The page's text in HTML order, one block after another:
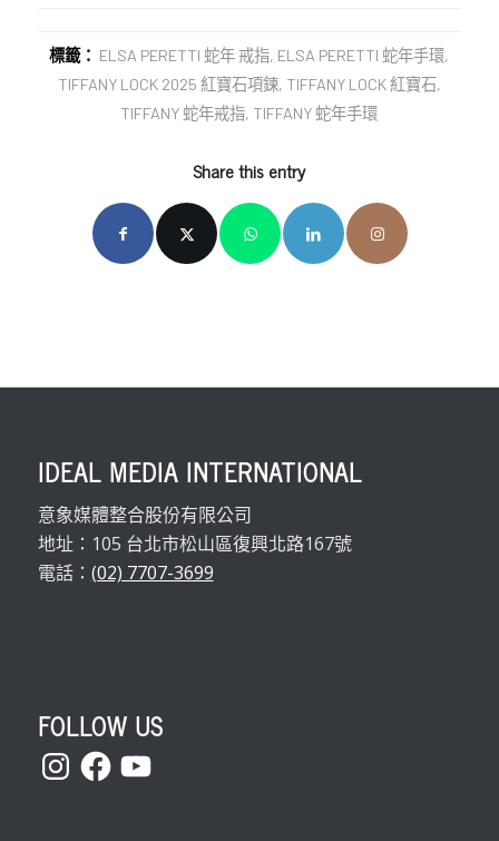
標籤： ELSA PERETTI 蛇年 戒指, ELSA PERETTI 蛇年手環,
TIFFANY LOCK 2025 紅寶石項鍊, TIFFANY LOCK 紅寶石,
TIFFANY 蛇年戒指, TIFFANY 蛇年手環
Share this entry
IDEAL MEDIA INTERNATIONAL
意象媒體整合股份有限公司
地址：105 台北市松山區復興北路167號
電話： (02) 7707-3699
FOLLOW US
InstagramFacebook
YouTube